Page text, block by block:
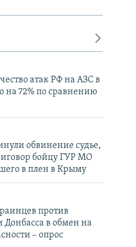
атак РФ на АЗС в
на 72% по сравнению
обвинение судье,
бойцу ГУР МО
в плен в Крыму
против
Донбасса в обмен на
– опрос